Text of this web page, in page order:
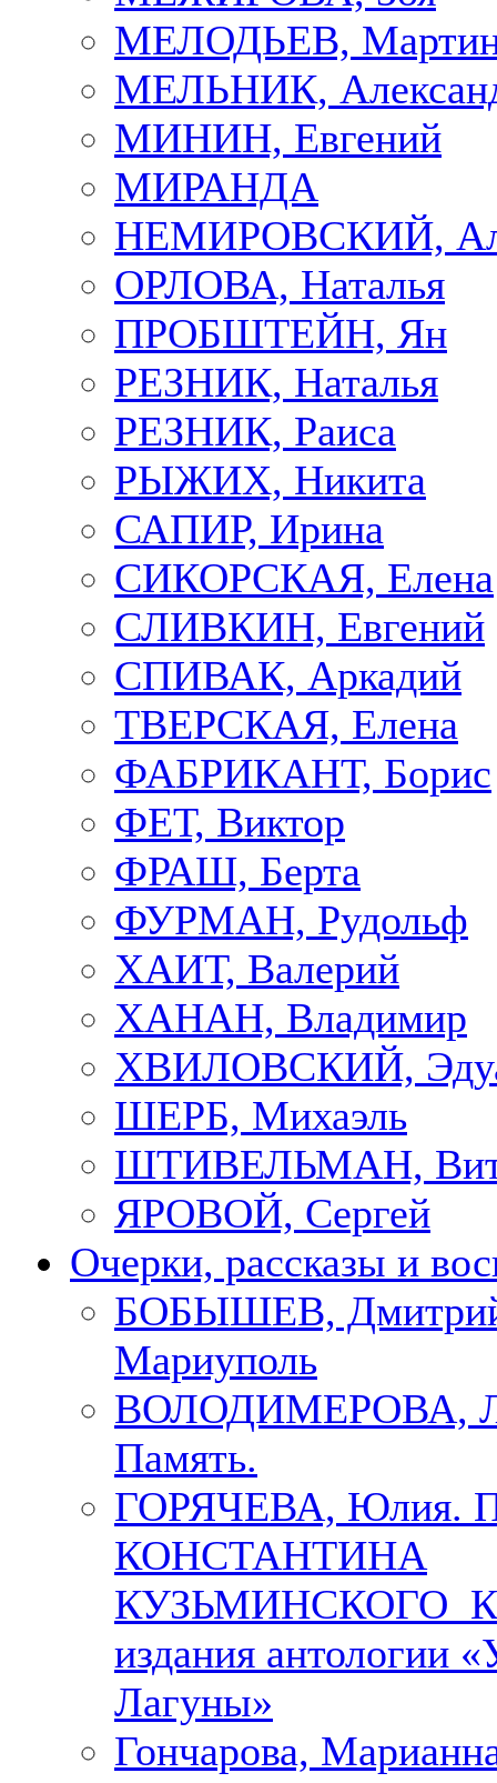
МЕЛОДЬЕВ,
МЕЛЬНИК,
МИНИН, Евгений
МИРАНДА
НЕМИРОВСКИЙ,
ОРЛОВА, Наталья
ПРОБШТЕЙН, Ян
РЕЗНИК, Наталья
РЕЗНИК, Раиса
РЫЖИХ, Никита
САПИР, Ирина
СИКОРСКАЯ, Елена
СЛИВКИН, Евгений
СПИВАК, Аркадий
ТВЕРСКАЯ, Елена
ФАБРИКАНТ, Борис
ФЕТ, Виктор
ФРАШ, Берта
ФУРМАН, Рудольф
ХАИТ, Валерий
ХАНАН, Владимир
ХВИЛОВСКИЙ,
ШЕРБ, Михаэль
ШТИВЕЛЬМАН,
ЯРОВОЙ, Сергей
Очерки, рассказы и
БОБЫШЕВ,
Мариуполь
ВОЛОДИМЕРОВА,
Память.
ГОРЯЧЕВА, Юлия.
КОНСТАНТИНА
КУЗЬМИНСКОГО К
издания антологии
Лагуны»
Гончарова,